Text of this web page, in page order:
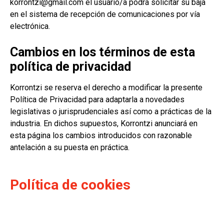
korrontzi@gmail.com ​ ​el usuario/a podrá solicitar su baja
en el sistema de recepción de comunicaciones por vía
electrónica.
Cambios en los términos de esta
política de privacidad
Korrontzi se reserva el derecho a modificar la presente
Política de Privacidad para adaptarla a novedades
legislativas o jurisprudenciales así como a prácticas de la
industria. En dichos supuestos, Korrontzi anunciará en
esta página los cambios introducidos con razonable
antelación a su puesta en práctica.
Política de cookies